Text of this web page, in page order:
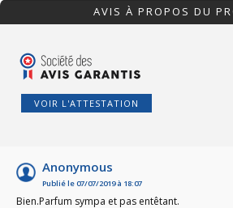
AVIS À PROPOS DU
VOIR L'ATTESTATION
Anonymous
Publié le 07/07/2019 à 18:07
Bien.Parfum sympa et pas entêtant.